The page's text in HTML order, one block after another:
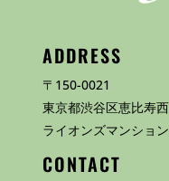
ADDRESS
〒150-0021
東京都渋谷区恵比寿
ライオンズマンショ
CONTACT